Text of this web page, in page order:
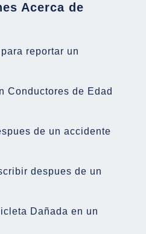
Acerca de
reportar un
Conductores de Edad
de un accidente
despues de un
Dañada en un